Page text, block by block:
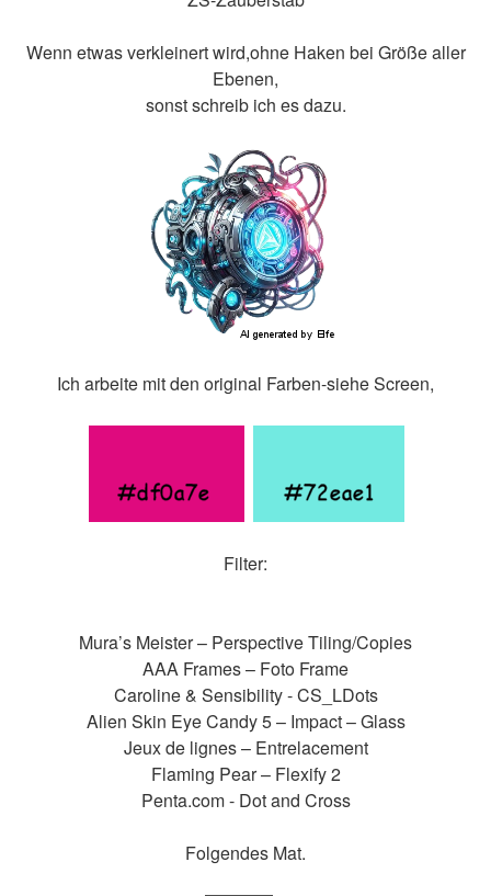
Wenn etwas verkleinert wird,ohne Haken bei Größe aller
Ebenen,
sonst schreib ich es dazu.
Ich arbeite mit den original Farben-siehe Screen,
Filter:
Mura’s Meister – Perspective Tiling/Copies
AAA Frames – Foto Frame
Caroline & Sensibility - CS_LDots
Alien Skin Eye Candy 5 – Impact – Glass
Jeux de lignes – Entrelacement
Flaming Pear – Flexify 2
Penta.com - Dot and Cross
Folgendes Mat.